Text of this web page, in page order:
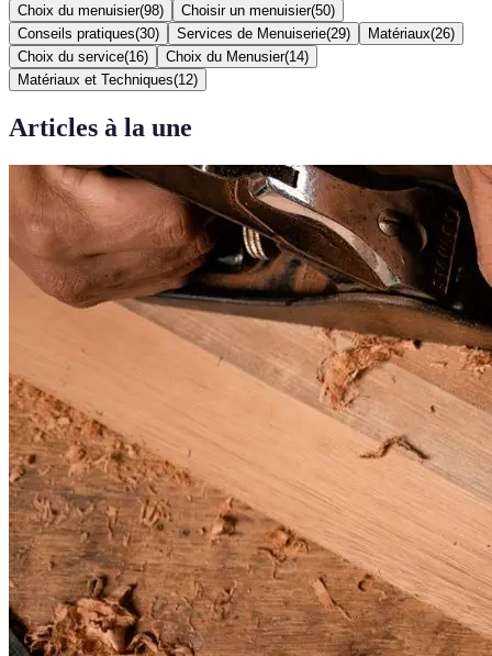
Choix du menuisier(98) Choisir un menuisier(50)
Conseils pratiques(30) Services de Menuiserie(29) Matériaux(26)
Choix du service(16) Choix du Menusier(14)
Matériaux et Techniques(12)
Articles à la une